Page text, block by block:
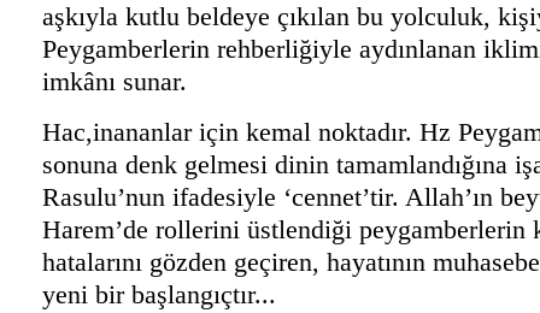
aşkıyla kutlu beldeye çıkılan bu yolculuk,
Peygamberlerin rehberliğiyle aydınlanan
imkânı sunar.
Hac,inananlar için kemal noktadır. Hz
sonuna denk gelmesi dinin tamamlandığına
Rasulu’nun ifadesiyle ‘cennet’tir. Allah’ın
Harem’de rollerini üstlendiği peygamberlerin
hatalarını gözden geçiren, hayatının
yeni bir başlangıçtır...